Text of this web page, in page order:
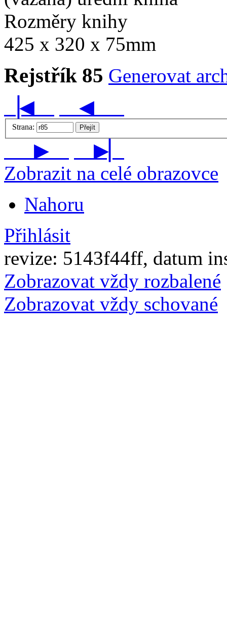
Rozměry knihy
425 x 320 x 75mm
Rejstřík 85 Generovat
▕◀
◀
Strana: Přejít
▶
▶▏
Zobrazit na celé obrazovce
Nahoru
Přihlásit
revize: 5143f44ff, datum
Zobrazovat vždy rozbalené
Zobrazovat vždy schované